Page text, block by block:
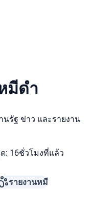
มีดำ
รัฐ ข่าว และรายงาน
: 16ชั่วโมงที่แล้ว
รายงานหมี